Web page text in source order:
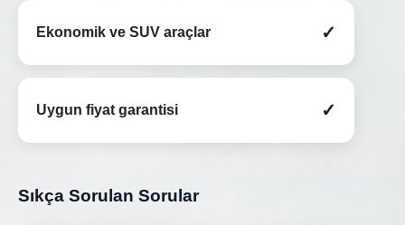
Ekonomik ve SUV araçlar ✓
Uygun fiyat garantisi ✓
Sıkça Sorulan Sorular